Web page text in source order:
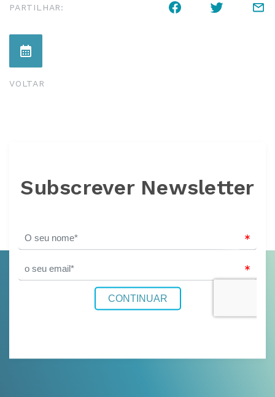
PARTILHAR:
VOLTAR
Subscrever Newsletter